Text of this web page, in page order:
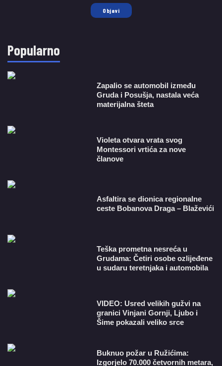
Objavi
Popularno
Zapalio se automobil između
Gruda i Posušja, nastala veća
materijalna šteta
Violeta otvara vrata svog
Montessori vrtića za nove
članove
Asfaltira se dionica regionalne
ceste Bobanova Draga – Blaževići
Teška prometna nesreća u
Grudama: Četiri osobe ozlijeđene
u sudaru teretnjaka i automobila
VIDEO: Usred velikih gužvi na
granici Vinjani Gornji, Ljubo i
Šime pokazali veliko srce
Buknuo požar u Ružićima:
Izgorjelo 70.000 četvornih metara,